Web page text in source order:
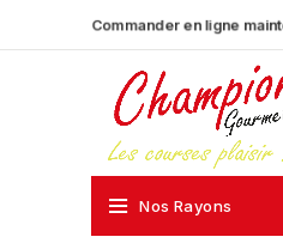
Commander en ligne
Nos Rayons